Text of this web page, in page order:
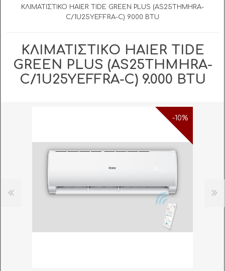
ΚΛΙΜΑΤΙΣΤΙΚΟ HAIER TIDE GREEN PLUS (AS25THMHRA-
C/1U25YEFFRA-C) 9.000 BTU
ΚΛΙΜΑΤΙΣΤΙΚΟ HAIER TIDE
GREEN PLUS (AS25THMHRA-
C/1U25YEFFRA-C) 9.000 BTU
-10%